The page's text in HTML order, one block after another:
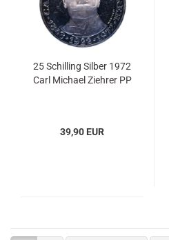
25 Schilling Silber 1972
Carl Michael Ziehrer PP
39,90 EUR